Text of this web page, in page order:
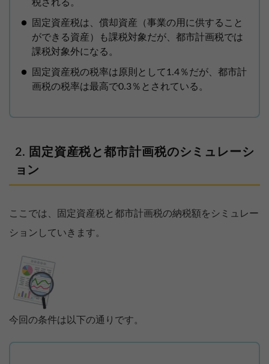
税される。
固定資産税は、償却資産（事業の用に供すること
ができる資産）も課税対象だが、都市計画税では
課税対象外になる。
固定資産税の税率は原則として1.4％だが、都市計
画税の税率は最高で0.3％とされている。
固定資産税と都市計画税のシミュレーシ
ョン
ここでは、固定資産税と都市計画税の納税額をシミュレー
ションしていきます。
今回の条件は以下の通りです。